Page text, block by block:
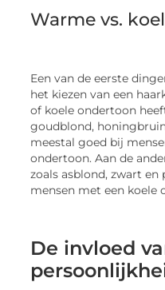
Warme vs.
Een van de eerste
het kiezen van een
of koele ondertoon
goudblond,
meestal goed bij
ondertoon. Aan de
zoals asblond, zwart
mensen met een koele
De invloed